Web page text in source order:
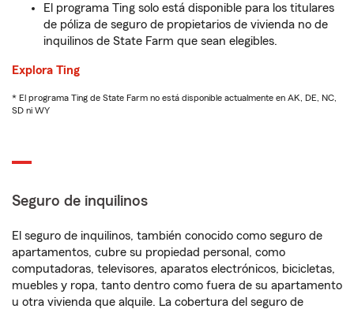
El programa Ting solo está disponible para los titulares
de póliza de seguro de propietarios de vivienda no de
inquilinos de State Farm que sean elegibles.
Explora Ting
* El programa Ting de State Farm no está disponible actualmente en AK, DE, NC,
SD ni WY
Seguro de inquilinos
El seguro de inquilinos, también conocido como seguro de
apartamentos, cubre su propiedad personal, como
computadoras, televisores, aparatos electrónicos, bicicletas,
muebles y ropa, tanto dentro como fuera de su apartamento
u otra vivienda que alquile. La cobertura del seguro de